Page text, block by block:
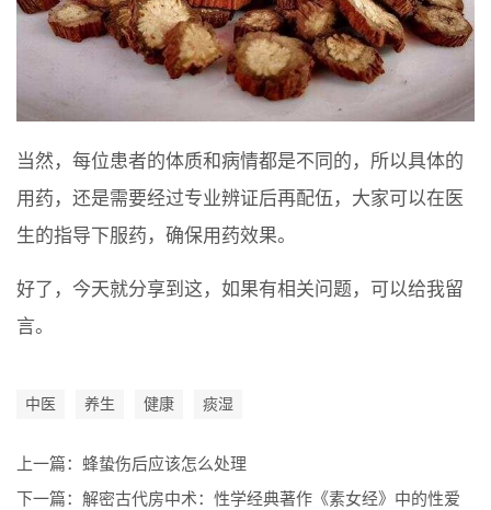
当然，每位患者的体质和病情都是不同的，所以具体的
用药，还是需要经过专业辨证后再配伍，大家可以在医
生的指导下服药，确保用药效果。
好了，今天就分享到这，如果有相关问题，可以给我留
言。
中医 养生 健康 痰湿
上一篇： 蜂蛰伤后应该怎么处理
下一篇： 解密古代房中术：性学经典著作《素女经》中的性爱